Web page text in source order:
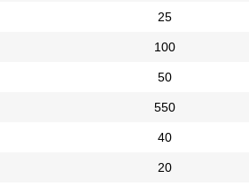
25
100
50
550
40
20